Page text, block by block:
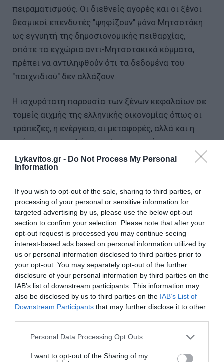
Lykavitos.gr - Do Not Process My Personal
Information
If you wish to opt-out of the sale, sharing to third parties, or
processing of your personal or sensitive information for
targeted advertising by us, please use the below opt-out
section to confirm your selection. Please note that after your
opt-out request is processed you may continue seeing
interest-based ads based on personal information utilized by
us or personal information disclosed to third parties prior to
your opt-out. You may separately opt-out of the further
disclosure of your personal information by third parties on the
IAB’s list of downstream participants. This information may
also be disclosed by us to third parties on the IAB’s List of
Downstream Participants that may further disclose it to other
Please note that this website/app uses one or more Google
not limited to your visit or usage behaviour. You may click to
Personal Data Processing Opt Outs
I want to opt-out of the Sharing of my
πειραματισμούς. Οι διεθνείς αγορές και οι ξένοι
θεσμικοί επενδυτές "ψηφίζουν" μόνο Μητσοτάκη
ως εγγυητή της δημοσιονομικής πειθαρχίας,
οπότε τα εγχώρια αντι-Μητσοτακικά κόμματα,
πρέπει να αντιληφθούν ότι τα δεδομένα του
"παιχνιδιού" δεν αλλάζουν.
Η ισχυρότατη παρουσία των ξένων κεφαλαίων σε
τομείς αιχμής της ελληνικής οικονομίας όπως οι
τράπεζες, η ενέργεια, οι μεταφορές, αλλά και η
ανάγκη για χαμηλά spreads σε μια χώρα που
δοκιμάστηκε και λίγο έλειψε να βρεθεί μόνη στην...
έρημο, είναι οι "σύμμαχοι" του Μητσοτάκη. Δεν
ψηφοφόροι τι διακυβεύεται για τη χώρα, όχι μόνο
το 2027, αλλά και για το 2031, ιδίως στο μέτωπο
της οικονομίας.
Οποιαδήποτε οπισθοδρόμηση στην οικονομία θα
οδηγήσει σε υποβαθμίσεις του αξιόχρεου και
επιστροφή σε ένα περιβάλλον αβεβαιότητας. Οι
αγορές και οι επενδυτές θα... θυμηθούν τα
"πέτρινα" χρόνια των μνημονίων και στο τέλος "θα
που θέλουν "να φύγει ο Μητσοτάκης". Καλό είναι
σε αυτήν την περίπτωση να θυμηθούμε και πάλι το